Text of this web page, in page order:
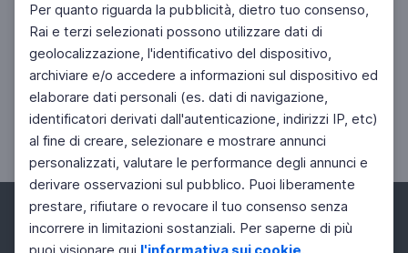
Per quanto riguarda la pubblicità, dietro tuo consenso,
Rai e terzi selezionati possono utilizzare dati di
geolocalizzazione, l'identificativo del dispositivo,
archiviare e/o accedere a informazioni sul dispositivo ed
elaborare dati personali (es. dati di navigazione,
identificatori derivati dall'autenticazione, indirizzi IP, etc)
al fine di creare, selezionare e mostrare annunci
personalizzati, valutare le performance degli annunci e
derivare osservazioni sul pubblico. Puoi liberamente
prestare, rifiutare o revocare il tuo consenso senza
incorrere in limitazioni sostanziali. Per saperne di più
William Hurt, l'antidivo
Lutto nel mondo del cinema